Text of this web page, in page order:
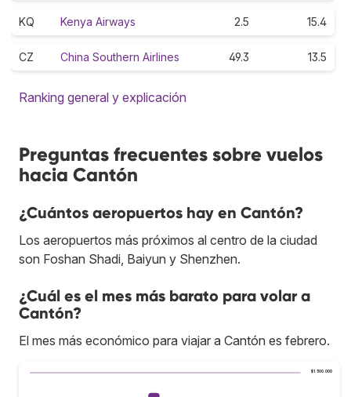
KQ Kenya Airways 2.5 15.4
CZ China Southern Airlines 49.3 13.5
Ranking general y explicación
Preguntas frecuentes sobre vuelos
hacia Cantón
¿Cuántos aeropuertos hay en Cantón?
Los aeropuertos más próximos al centro de la ciudad
son Foshan Shadi, Baiyun y Shenzhen.
¿Cuál es el mes más barato para volar a
Cantón?
El mes más económico para viajar a Cantón es febrero.
$1.500.000